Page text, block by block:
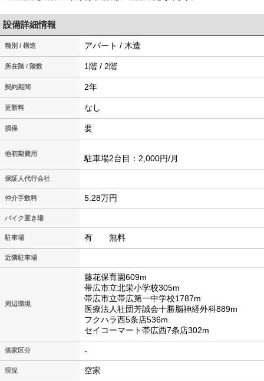
設備詳細情報
種別 / 構造 アパート / 木造
所在階 / 階数 1階 / 2階
契約期間 2年
更新料 なし
損保 要
他初期費用 駐車場2台目：2,000円/月
保証人代行会社
仲介手数料 5.28万円
バイク置き場
駐車場 有 無料
近隣駐車場
周辺環境
藤花保育園609m
帯広市立北栄小学校305m
帯広市立帯広第一中学校1787m
医療法人社団芳誠会十勝脳神経外科889m
フクハラ西5条店536m
セイコーマート帯広西7条店302m
借家区分 -
現況 空家